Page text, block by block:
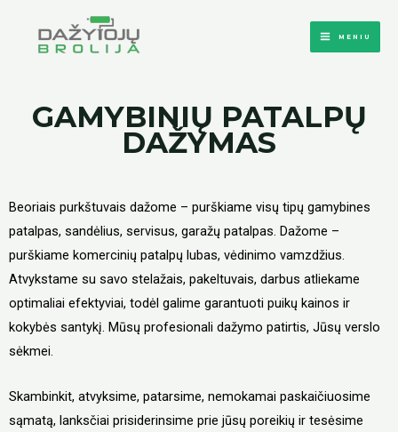
MENIU
GAMYBINIŲ PATALPŲ
DAŽYMAS
Beoriais purkštuvais dažome – purškiame visų tipų gamybines
patalpas, sandėlius, servisus, garažų patalpas. Dažome –
purškiame komercinių patalpų lubas, vėdinimo vamzdžius.
Atvykstame su savo stelažais, pakeltuvais, darbus atliekame
optimaliai efektyviai, todėl galime garantuoti puikų kainos ir
kokybės santykį. Mūsų profesionali dažymo patirtis, Jūsų verslo
sėkmei.
Skambinkit, atvyksime, patarsime, nemokamai paskaičiuosime
sąmatą, lanksčiai prisiderinsime prie jūsų poreikių ir tesėsime